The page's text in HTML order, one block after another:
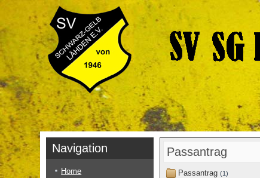
Navigation
Home
Passantrag
Passantrag (1)